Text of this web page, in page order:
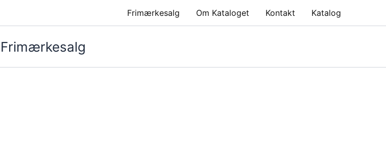
Frimærkesalg Om Kataloget Kontakt Katalog
Frimærkesalg